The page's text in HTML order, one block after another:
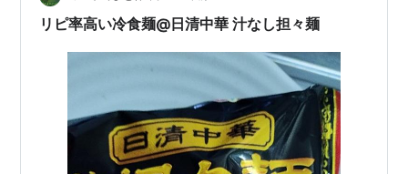
です。 そこで、日程を決めて、成城の友人宅で、お弁当
リピ率高い冷食麺@日清中華 汁なし担々麺